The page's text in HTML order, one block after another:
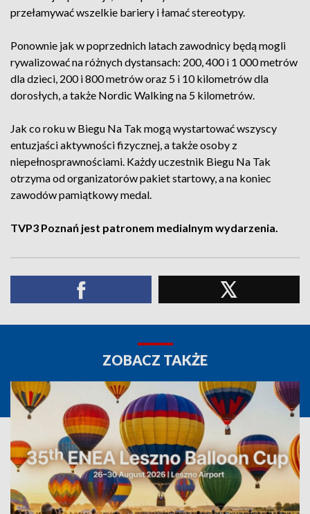
przełamywać wszelkie bariery i łamać stereotypy.
Ponownie jak w poprzednich latach zawodnicy będą mogli
rywalizować na różnych dystansach: 200, 400 i 1 000 metrów
dla dzieci, 200 i 800 metrów oraz 5 i 10 kilometrów dla
dorosłych, a także Nordic Walking na 5 kilometrów.
Jak co roku w Biegu Na Tak mogą wystartować wszyscy
entuzjaści aktywności fizycznej, a także osoby z
niepełnosprawnościami. Każdy uczestnik Biegu Na Tak
otrzyma od organizatorów pakiet startowy, a na koniec
zawodów pamiątkowy medal.
TVP3 Poznań jest patronem medialnym wydarzenia.
ZOBACZ TAKŻE